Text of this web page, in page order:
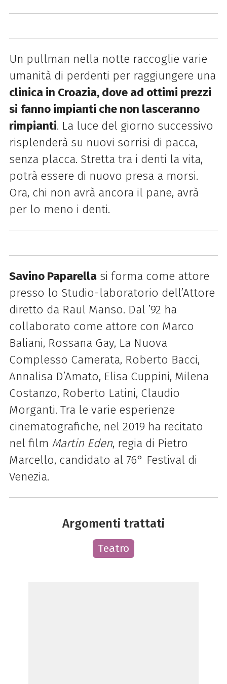
Un pullman nella notte raccoglie varie
umanità di perdenti per raggiungere una
clinica in Croazia, dove ad ottimi prezzi
si fanno impianti che non lasceranno
rimpianti. La luce del giorno successivo
risplenderà su nuovi sorrisi di pacca,
senza placca. Stretta tra i denti la vita,
potrà essere di nuovo presa a morsi.
Ora, chi non avrà ancora il pane, avrà
per lo meno i denti.
Savino Paparellasi forma come attore
presso lo Studio-laboratorio dell’Attore
diretto da Raul Manso. Dal ’92 ha
collaborato come attore con Marco
Baliani, Rossana Gay, La Nuova
Complesso Camerata, Roberto Bacci,
Annalisa D’Amato, Elisa Cuppini, Milena
Costanzo, Roberto Latini, Claudio
Morganti. Tra le varie esperienze
cinematografiche, nel 2019 ha recitato
nel film Martin Eden, regia di Pietro
Marcello, candidato al 76° Festival di
Venezia.
Argomenti trattati
Teatro